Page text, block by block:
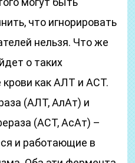
что игнорировать
нельзя. Что же
о таких
крови как АЛТ и АСТ.
(АЛТ, АлАт) и
(АСТ, АсАт) –
и работающие в